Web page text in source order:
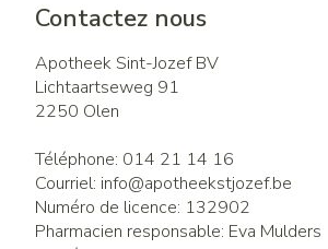
Contactez nous
Apotheek Sint-Jozef BV
Lichtaartseweg 91
2250 Olen
Téléphone: 014 21 14 16
Courriel: info@apotheekstjozef.be
Numéro de licence: 132902
Pharmacien responsable: Eva Mulders